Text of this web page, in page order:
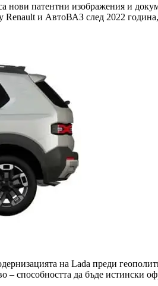
нови патентни изображения и
и АвтоВАЗ след 2022
на Lada преди
способността да бъде истински